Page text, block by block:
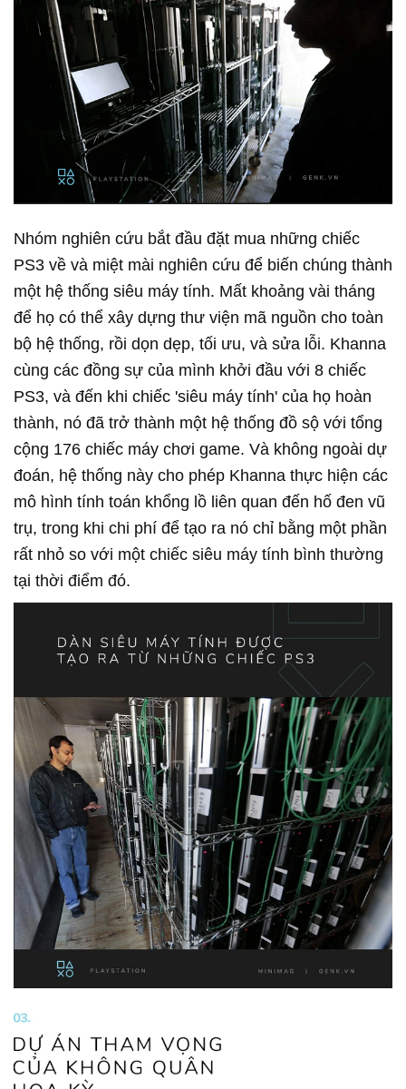
Nhóm nghiên cứu bắt đầu đặt mua những chiếc
PS3 về và miệt mài nghiên cứu để biến chúng thành
một hệ thống siêu máy tính. Mất khoảng vài tháng
để họ có thể xây dựng thư viện mã nguồn cho toàn
bộ hệ thống, rồi dọn dẹp, tối ưu, và sửa lỗi. Khanna
cùng các đồng sự của mình khởi đầu với 8 chiếc
PS3, và đến khi chiếc 'siêu máy tính' của họ hoàn
thành, nó đã trở thành một hệ thống đồ sộ với tổng
cộng 176 chiếc máy chơi game. Và không ngoài dự
đoán, hệ thống này cho phép Khanna thực hiện các
mô hình tính toán khổng lồ liên quan đến hố đen vũ
trụ, trong khi chi phí để tạo ra nó chỉ bằng một phần
rất nhỏ so với một chiếc siêu máy tính bình thường
tại thời điểm đó.